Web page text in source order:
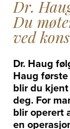
Dr.
Du
ved
Dr. Haug
Haug
blir du
deg. For
blir operert
en